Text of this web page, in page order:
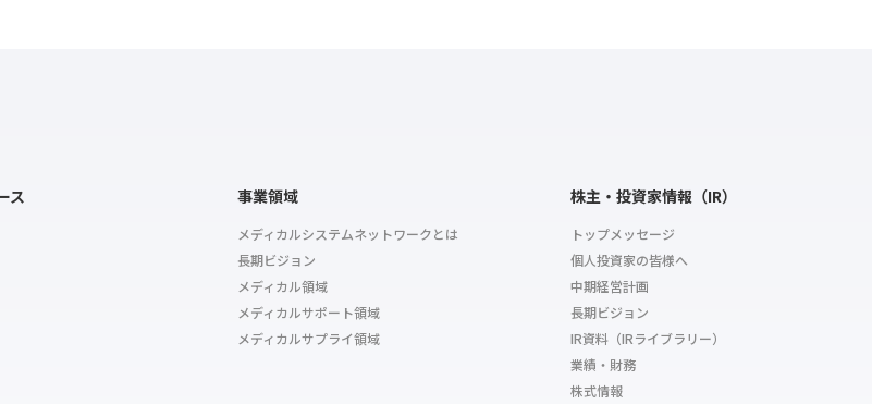
ス 事業領域
メディカルシステムネットワークとは
長期ビジョン
メディカル領域
メディカルサポート領域
メディカルサプライ領域
株主・投資家情報（IR）
トップメッセージ
個人投資家の皆様へ
中期経営計画
長期ビジョン
IR資料（IRライブラリー）
業績・財務
株式情報